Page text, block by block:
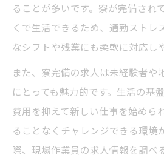
ることが多いです。寮が完備され
くで生活できるため、通勤ストレ
なシフトや残業にも柔軟に対応し
また、寮完備の求人は未経験者や
にとっても魅力的です。生活の基
費用を抑えて新しい仕事を始めら
ることなくチャレンジできる環境
際、現場作業員の求人情報を調べ